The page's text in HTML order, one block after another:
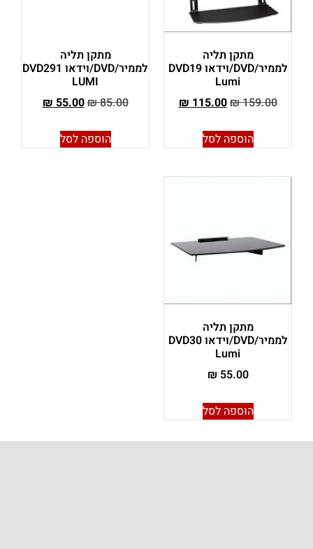
מתקן תליה
לממיר/DVD/וידאו DVD19
Lumi
₪159.00
₪115.00
הוספה לסל
מתקן תליה
לממיר/DVD/וידאו DVD291
LUMI
₪85.00
₪55.00
הוספה לסל
מתקן תליה
לממיר/DVD/וידאו DVD30
Lumi
₪ 55.00
הוספה לסל